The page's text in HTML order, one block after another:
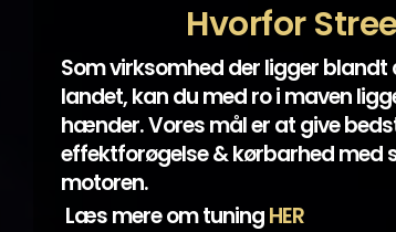
Hvorfor
Som virksomhed der ligger
landet, kan du med ro i maven
hænder. Vores mål er at give
effektforøgelse & kørbarhed med
motoren.
Læs mere om tuningHER